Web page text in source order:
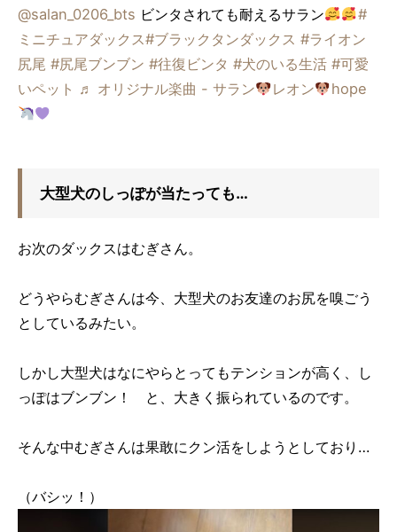
@salan_0206_bts ビンタされても耐えるサラン
#
ミニチュアダックス#ブラックタンダックス #ライオン
尻尾 #尻尾ブンブン #往復ビンタ #犬のいる生活 #可愛
いペット ♬ オリジナル楽曲 - サラン レオン hope
大型犬のしっぽが当たっても…
お次のダックスはむぎさん。
どうやらむぎさんは今、大型犬のお友達のお尻を嗅ごう
としているみたい。
しかし大型犬はなにやらとってもテンションが高く、し
っぽはブンブン！ と、大きく振られているのです。
そんな中むぎさんは果敢にクン活をしようとしており…
（バシッ！）